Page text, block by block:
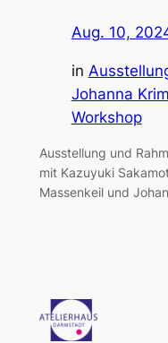
Aug. 10,
in
Johanna
Workshop
Ausstellung und
mit Kazuyuki
Massenkeil und